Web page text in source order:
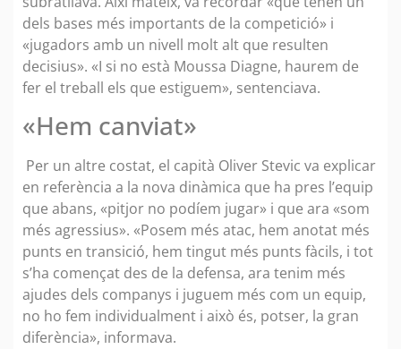
dels bases més importants de la competició» i
«jugadors amb un nivell molt alt que resulten
decisius». «I si no està Moussa Diagne, haurem de
fer el treball els que estiguem», sentenciava.
«Hem canviat»
Per un altre costat, el capità Oliver Stevic va explicar
en referència a la nova dinàmica que ha pres l’equip
que abans, «pitjor no podíem jugar» i que ara «som
més agressius». «Posem més atac, hem anotat més
punts en transició, hem tingut més punts fàcils, i tot
s’ha començat des de la defensa, ara tenim més
ajudes dels companys i juguem més com un equip,
no ho fem individualment i això és, potser, la gran
diferència», informava.